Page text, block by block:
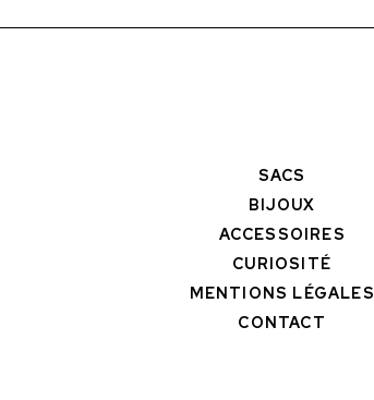
SACS
BIJOUX
ACCESSOIRES
CURIOSITÉ
MENTIONS LÉGALES
CONTACT